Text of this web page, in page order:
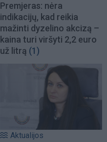
Premjeras: nėra
indikacijų, kad reikia
mažinti dyzelino akcizą –
kaina turi viršyti 2,2 euro
už litrą (1)
Aktualijos